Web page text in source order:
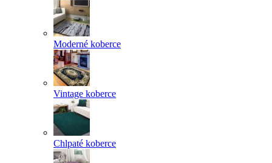
Moderné koberce
Vintage koberce
Chlpaté koberce